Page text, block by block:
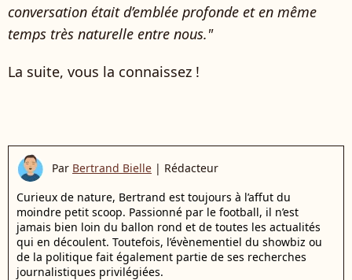
conversation était d’emblée profonde et en même
temps très naturelle entre nous."
La suite, vous la connaissez !
Par Bertrand Bielle | Rédacteur
Curieux de nature, Bertrand est toujours à l’affut du
moindre petit scoop. Passionné par le football, il n’est
jamais bien loin du ballon rond et de toutes les actualités
qui en découlent. Toutefois, l’évènementiel du showbiz ou
de la politique fait également partie de ses recherches
journalistiques privilégiées.